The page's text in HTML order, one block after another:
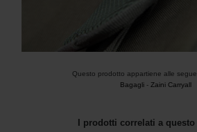
Questo prodotto appartiene alle
Bagagli- Zaini Carryall
I prodotti correlati a